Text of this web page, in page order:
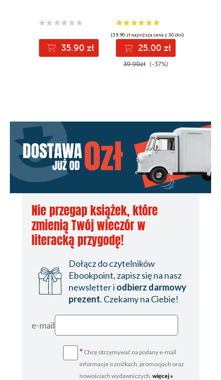
35.90 zł
(39,90 zł najniższa cena z 30 dni)
25.00 zł
39.90zł (-37%)
Nie przegap książek, które
zmienią Twój wieczór w
literacką przygodę!
Dołącz do czytelników
Ebookpoint, zapisz się na nasz
newsletter i odbierz darmowy
prezent. Czekamy na Ciebie!
e-mail
* Chcę otrzymywać na podany e-mail
informacje o zniżkach, promocjach oraz
nowościach wydawniczych. więcej »